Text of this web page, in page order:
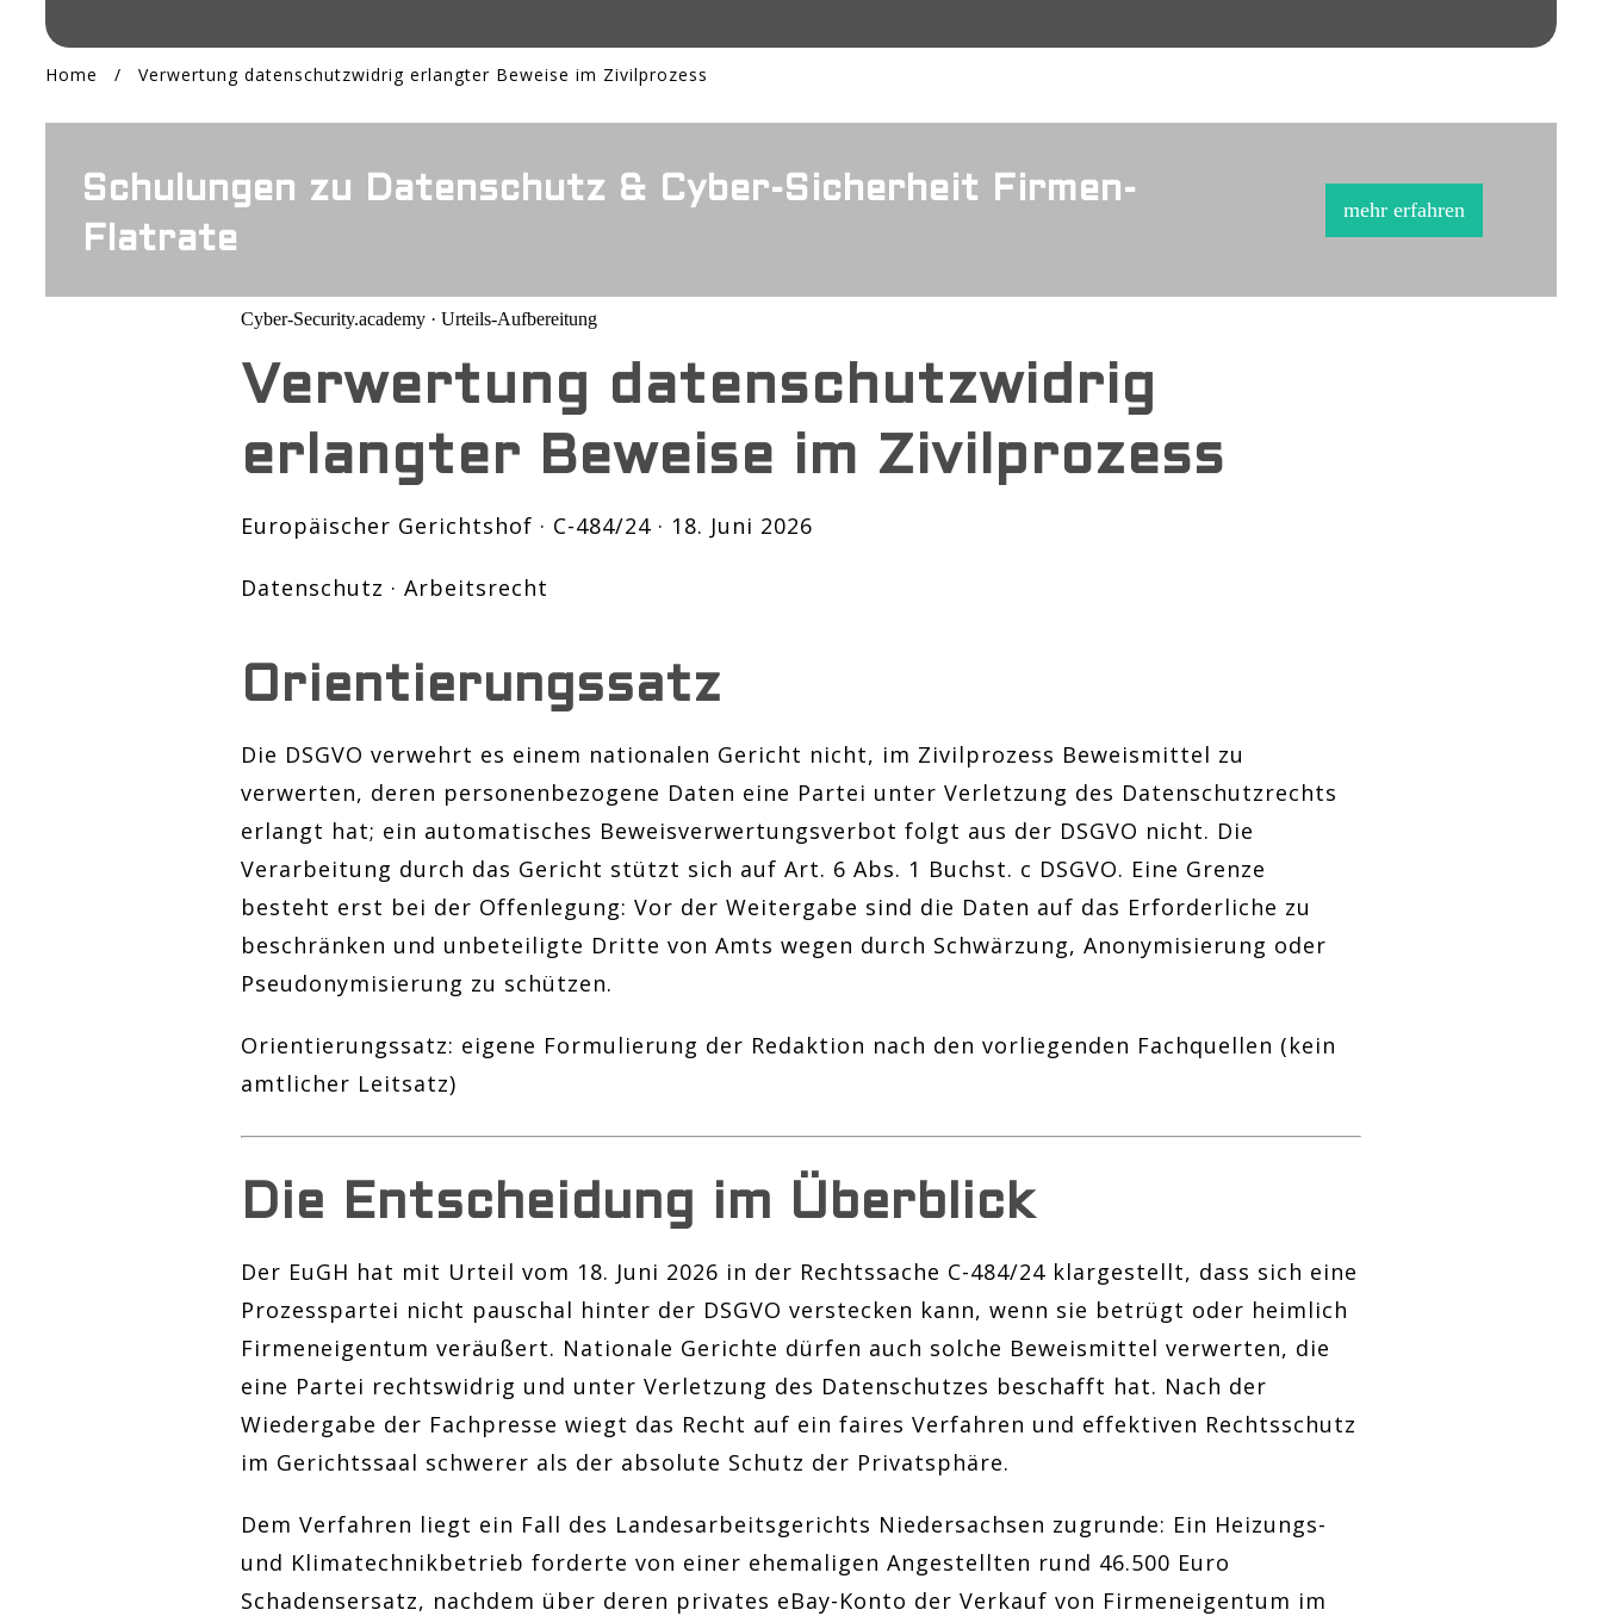
Home / Verwertung datenschutzwidrig erlangter Beweise im Zivilprozess
Schulungen zu Datenschutz & Cyber-Sicherheit Firmen-
Flatrate
mehr erfahren
Cyber-Security.academy · Urteils-Aufbereitung
Verwertung datenschutzwidrig
erlangter Beweise im Zivilprozess
Europäischer Gerichtshof · C-484/24 · 18. Juni 2026
Datenschutz · Arbeitsrecht
Orientierungssatz
Die DSGVO verwehrt es einem nationalen Gericht nicht, im Zivilprozess Beweismittel zu
verwerten, deren personenbezogene Daten eine Partei unter Verletzung des Datenschutzrechts
erlangt hat; ein automatisches Beweisverwertungsverbot folgt aus der DSGVO nicht. Die
Verarbeitung durch das Gericht stützt sich auf Art. 6 Abs. 1 Buchst. c DSGVO. Eine Grenze
besteht erst bei der Offenlegung: Vor der Weitergabe sind die Daten auf das Erforderliche zu
beschränken und unbeteiligte Dritte von Amts wegen durch Schwärzung, Anonymisierung oder
Pseudonymisierung zu schützen.
Orientierungssatz: eigene Formulierung der Redaktion nach den vorliegenden Fachquellen (kein
amtlicher Leitsatz)
Die Entscheidung im Überblick
Der EuGH hat mit Urteil vom 18. Juni 2026 in der Rechtssache C-484/24 klargestellt, dass sich eine
Prozesspartei nicht pauschal hinter der DSGVO verstecken kann, wenn sie betrügt oder heimlich
Firmeneigentum veräußert. Nationale Gerichte dürfen auch solche Beweismittel verwerten, die
eine Partei rechtswidrig und unter Verletzung des Datenschutzes beschafft hat. Nach der
Wiedergabe der Fachpresse wiegt das Recht auf ein faires Verfahren und effektiven Rechtsschutz
im Gerichtssaal schwerer als der absolute Schutz der Privatsphäre.
Dem Verfahren liegt ein Fall des Landesarbeitsgerichts Niedersachsen zugrunde: Ein Heizungs-
und Klimatechnikbetrieb forderte von einer ehemaligen Angestellten rund 46.500 Euro
Schadensersatz, nachdem über deren privates eBay-Konto der Verkauf von Firmeneigentum im